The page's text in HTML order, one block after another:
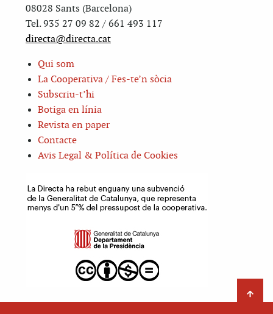
08028 Sants (Barcelona)
Tel. 935 27 09 82 / 661 493 117
directa@directa.cat
Qui som
La Cooperativa / Fes-te’n sòcia
Subscriu-t’hi
Botiga en línia
Revista en paper
Contacte
Avis Legal & Política de Cookies